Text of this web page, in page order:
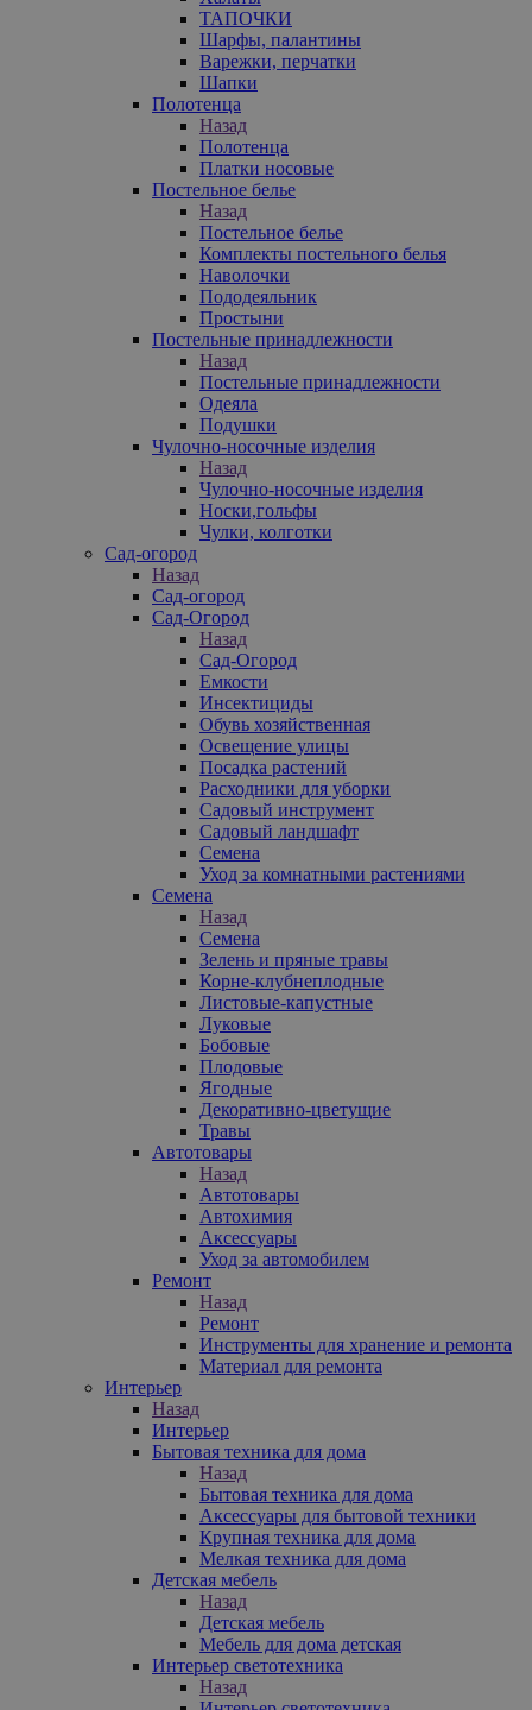
ТАПОЧКИ
Шарфы, палантины
Варежки, перчатки
Шапки
Полотенца
Назад
Полотенца
Платки носовые
Постельное белье
Назад
Постельное белье
Комплекты постельного белья
Наволочки
Пододеяльник
Простыни
Постельные принадлежности
Назад
Постельные принадлежности
Одеяла
Подушки
Чулочно-носочные изделия
Назад
Чулочно-носочные изделия
Носки,гольфы
Чулки, колготки
Сад-огород
Назад
Сад-огород
Сад-Огород
Назад
Сад-Огород
Емкости
Инсектициды
Обувь хозяйственная
Освещение улицы
Посадка растений
Расходники для уборки
Садовый инструмент
Садовый ландшафт
Семена
Уход за комнатными растениями
Семена
Назад
Семена
Зелень и пряные травы
Корне-клубнеплодные
Листовые-капустные
Луковые
Бобовые
Плодовые
Ягодные
Декоративно-цветущие
Травы
Автотовары
Назад
Автотовары
Автохимия
Аксессуары
Уход за автомобилем
Ремонт
Назад
Ремонт
Инструменты для хранение и ремонта
Материал для ремонта
Интерьер
Назад
Интерьер
Бытовая техника для дома
Назад
Бытовая техника для дома
Аксессуары для бытовой техники
Крупная техника для дома
Мелкая техника для дома
Детская мебель
Назад
Детская мебель
Мебель для дома детская
Интерьер светотехника
Назад